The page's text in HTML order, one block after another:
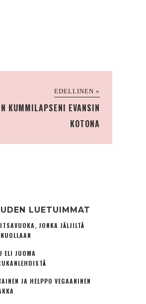
EDELLINEN »
KUMMILAPSENI EVANSIN
KOTONA
LUETUIMMAT
JONKA JÄLJILTÄ
ELI JUOMA
JA HELPPO VEGAANINEN